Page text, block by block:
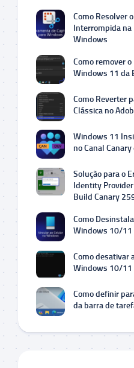
Como Resolver
Interrompida na
Windows
Como remover
Windows 11 da
Como Reverter
Clássica no
Windows 11
no Canal Canary
Solução para o
Identity
Build Canary
Como
Windows 10/11
Como desativar
Windows 10/11
Como definir
da barra de